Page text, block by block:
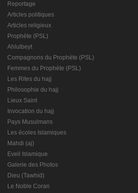
Reportage
Articles politiques
Articles religieux
Prophète (PSL)
Ahlulbeyt
Compagnons du Prophète (PSL)
Femmes du Prophète (PSL)
Les Rites du hajj
Philosophie du hajj
Lieux Saint
Invocation du hajj
Pays Musulmans
Les écoles Islamiques
Mahdi (aj)
Eveil Islamique
Galerie des Photos
Dieu (Tawhid)
Le Noble Coran